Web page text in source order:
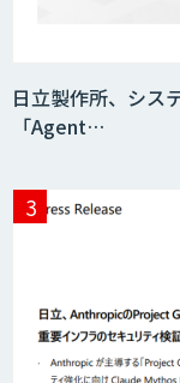
日立製作所、シス
「Agent…